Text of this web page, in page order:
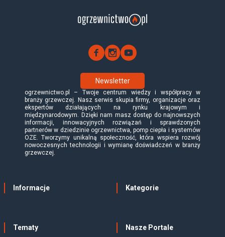
Newsletter
ogrzewnictwo.pl – Twoje centrum wiedzy i współpracy w
branży grzewczej. Nasz serwis skupia firmy, organizacje oraz
ekspertów działających na rynku krajowym i
międzynarodowym. Dzięki nam masz dostęp do najnowszych
informacji, innowacyjnych rozwiązań i sprawdzonych
partnerów w dziedzinie ogrzewnictwa, pomp ciepła i systemów
OZE. Tworzymy unikalną społeczność, która wspiera rozwój
nowoczesnych technologii i wymianę doświadczeń w branży
grzewczej.
Informacje Kategorie
Tematy Nasze Portale